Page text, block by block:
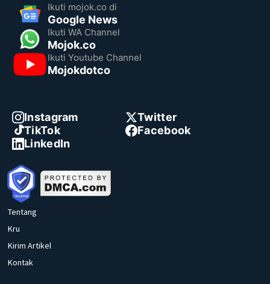
Ikuti mojok.co di
Google News
Ikuti WA Channel
Mojok.co
Ikuti Youtube Channel
Mojokdotco
Instagram
Twitter
TikTok
Facebook
LinkedIn
Tentang
Kru
Kirim Artikel
Kontak